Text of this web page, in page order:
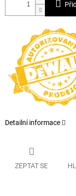
Detailní informace
ZEPTAT SE